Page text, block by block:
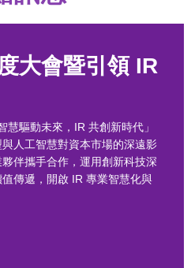
大會暨引領 IR
驅動未來，IR 共創新時代」
人工智慧對資本市場的深遠影
伴攜手合作，運用創新科技深
傳遞，開啟 IR 專業智慧化與